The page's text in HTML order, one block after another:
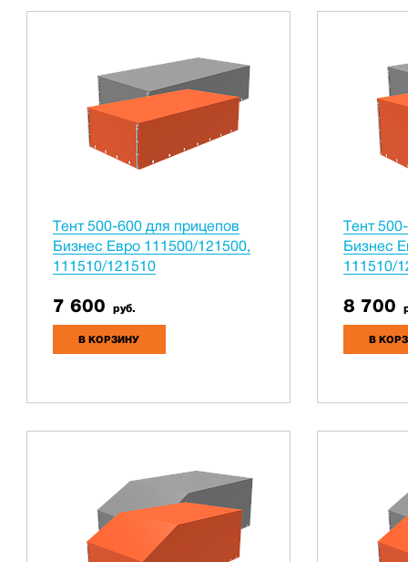
Тент 500-600 для прицепов
Бизнес Евро 111500/121500,
111510/121510
7 600 руб.
В КОРЗИНУ
Тент
Бизнес
111510/
8 700
В